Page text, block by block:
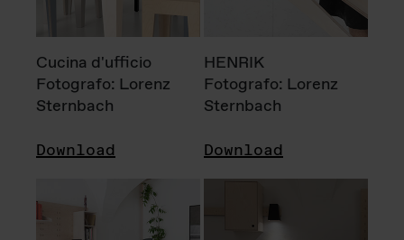
Cucina d'ufficio
Fotografo: Lorenz
Sternbach
Download
HENRIK
Fotografo: Lorenz
Sternbach
Download